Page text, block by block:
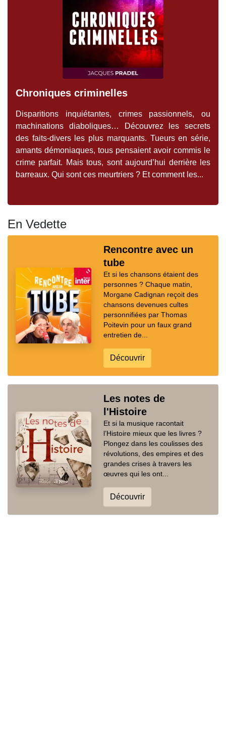
Chroniques criminelles
Disparitions inquiétantes, crimes passionnels, ou
machinations diaboliques… Découvrez les secrets
des faits-divers les plus marquants. Tueurs en série,
amants démoniaques, tous pensaient avoir commis le
crime parfait. Mais tous, sont aujourd’hui derrière les
barreaux. Qui sont ces meurtriers ? Et comment les...
En Vedette
Rencontre avec un
tube
Et si les chansons étaient des
personnes ? Chaque matin,
Morgane Cadignan reçoit des
chansons devenues cultes
personnifiées par Thomas
Poitevin pour un faux grand
entretien de...
Découvrir
Les notes de
l'Histoire
Et si la musique racontait
l’Histoire mieux que les livres ?
Plongez dans les coulisses des
révolutions, des empires et des
grandes crises à travers les
œuvres qui les ont...
Découvrir